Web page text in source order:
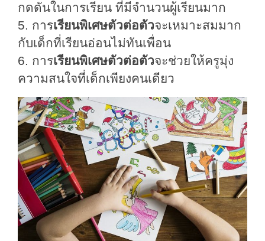
กดดันในการเรียน ที่มีจำนวนผู้เรียนมาก
5. การเรียนพิเศษตัวต่อตัวจะเหมาะสมมาก
กับเด็กที่เรียนอ่อนไม่ทันเพื่อน
6. การเรียนพิเศษตัวต่อตัวจะช่วยให้ครูมุ่ง
ความสนใจที่เด็กเพียงคนเดียว